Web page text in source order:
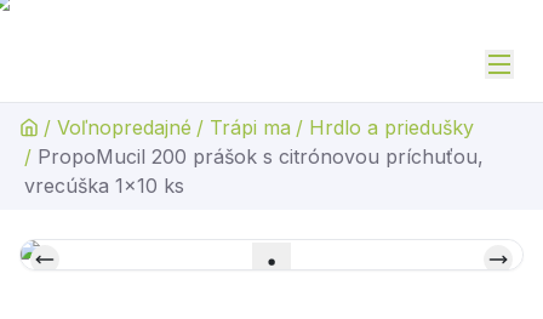
/ Voľnopredajné / Trápi ma / Hrdlo a priedušky
/ PropoMucil 200 prášok s citrónovou príchuťou,
vrecúška 1x10 ks